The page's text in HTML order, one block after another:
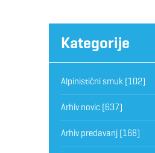
Kategorije
Alpinistični smuk(102)
Arhiv novic(637)
Arhiv predavanj(168)